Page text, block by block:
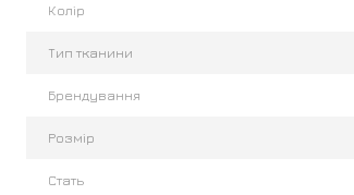
Колір
Тип тканини
Брендування
Розмір
Стать